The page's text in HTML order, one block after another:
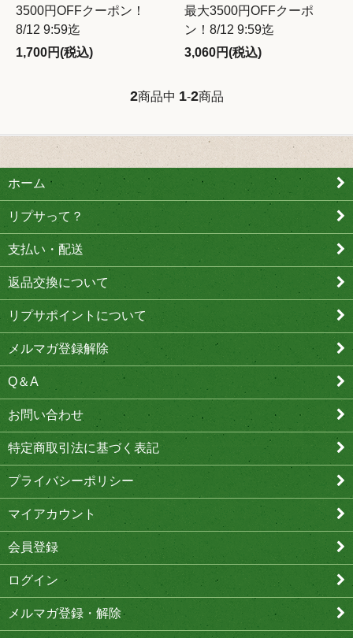
3500円OFFクーポン！
8/12 9:59迄
1,700円(税込)
最大3500円OFFクーポ
ン！8/12 9:59迄
3,060円(税込)
2商品中 1-2商品
ホーム
リプサって？
支払い・配送
返品交換について
リプサポイントについて
メルマガ登録解除
Q＆A
お問い合わせ
特定商取引法に基づく表記
プライバシーポリシー
マイアカウント
会員登録
ログイン
メルマガ登録・解除